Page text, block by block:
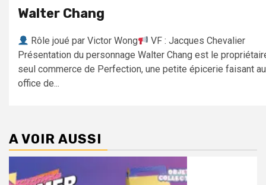
Walter Chang
Rôle joué par Victor Wong
VF : Jacques Chevalier
Présentation du personnage Walter Chang est le
seul commerce de Perfection, une petite épicerie faisant
office de...
A VOIR AUSSI